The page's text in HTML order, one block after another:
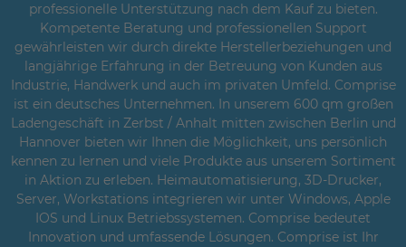
professionelle Unterstützung nach dem Kauf zu bieten.
Kompetente Beratung und professionellen Support
gewährleisten wir durch direkte Herstellerbeziehungen und
langjährige Erfahrung in der Betreuung von Kunden aus
Industrie, Handwerk und auch im privaten Umfeld. Comprise
ist ein deutsches Unternehmen. In unserem 600 qm großen
Ladengeschäft in Zerbst / Anhalt mitten zwischen Berlin und
Hannover bieten wir Ihnen die Möglichkeit, uns persönlich
kennen zu lernen und viele Produkte aus unserem Sortiment
in Aktion zu erleben. Heimautomatisierung, 3D-Drucker,
Server, Workstations integrieren wir unter Windows, Apple
IOS und Linux Betriebssystemen. Comprise bedeutet
Innovation und umfassende Lösungen. Comprise ist Ihr